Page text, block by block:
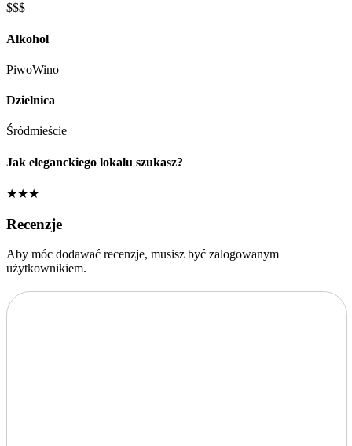
$$$
Alkohol
PiwoWino
Dzielnica
Śródmieście
Jak eleganckiego lokalu szukasz?
★★★
Recenzje
Aby móc dodawać recenzje, musisz być zalogowanym
użytkownikiem.